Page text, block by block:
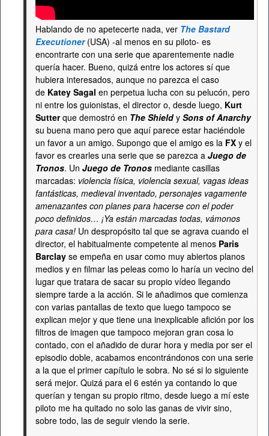
Hablando de no apetecerte nada, ver The Bastard
Executioner(USA) -al menos en su piloto- es
encontrarte con una serie que aparentemente nadie
quería hacer. Bueno, quizá entre los actores sí que
hubiera interesados, aunque no parezca el caso
de Katey Sagal en perpetua lucha con su pelucón, pero
ni entre los guionistas, el director o, desde luego, Kurt
Sutterque demostró en The Shieldy Sons of Anarchy
su buena mano pero que aquí parece estar haciéndole
un favor a un amigo. Supongo que el amigo es la FX y el
favor es crearles una serie que se parezca a Juego de
Tronos. Un Juego de Tronos mediante casillas
marcadas: violencia física, violencia sexual, vagas ideas
fantásticas, medieval inventado, personajes vagamente
amenazantes con planes para hacerse con el poder
poco definidos… ¡Ya están marcadas todas, vámonos
para casa! Un despropósito tal que se agrava cuando el
director, el habitualmente competente al menos Paris
Barclay se empeña en usar como muy abiertos planos
medios y en filmar las peleas como lo haría un vecino del
lugar que tratara de sacar su propio vídeo llegando
siempre tarde a la acción. Si le añadimos que comienza
con varias pantallas de texto que luego tampoco se
explican mejor y que tiene una inexplicable afición por los
filtros de imagen que tampoco mejoran gran cosa lo
contado, con el añadido de durar hora y media por ser el
episodio doble, acabamos encontrándonos con una serie
a la que el primer capítulo le sobra. No sé si lo siguiente
será mejor. Quizá para el 6 estén ya contando lo que
querían y tengan su propio ritmo, desde luego a mí este
piloto me ha quitado no solo las ganas de vivir sino,
sobre todo, las de seguir viendo la serie.